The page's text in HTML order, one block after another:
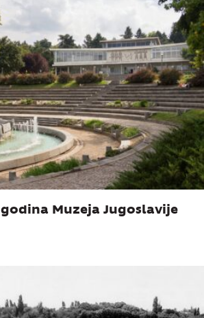
Muzeja Jugoslavije